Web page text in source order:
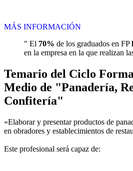
MÁS INFORMACIÓN
" El 70% de los graduados en FP
en la empresa en la que realizan
Temario del Ciclo
Medio de "Panadería,
Confitería"
«Elaborar y presentar productos de
en obradores y establecimientos de
Este profesional será capaz de: